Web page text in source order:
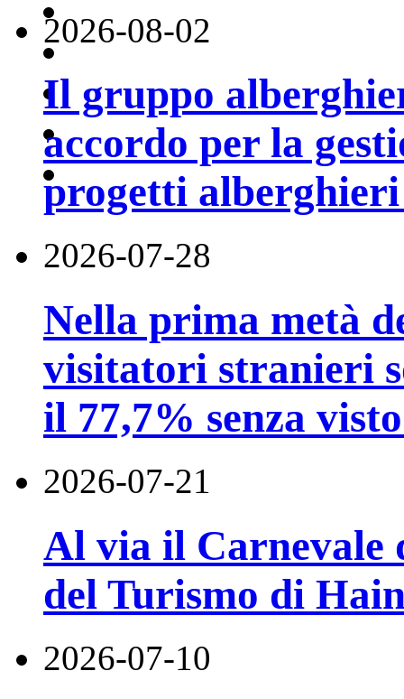
2026-08-02
Il gruppo
accordo per la
progetti
2026-07-28
Nella prima metà
visitatori stranieri
il 77,7% senza
2026-07-21
Al via il Carnevale
del Turismo di
2026-07-10